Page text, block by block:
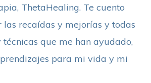
ThetaHealing. Te cuento
las recaídas y mejorías y todas
que me han ayudado,
para mi vida y mi